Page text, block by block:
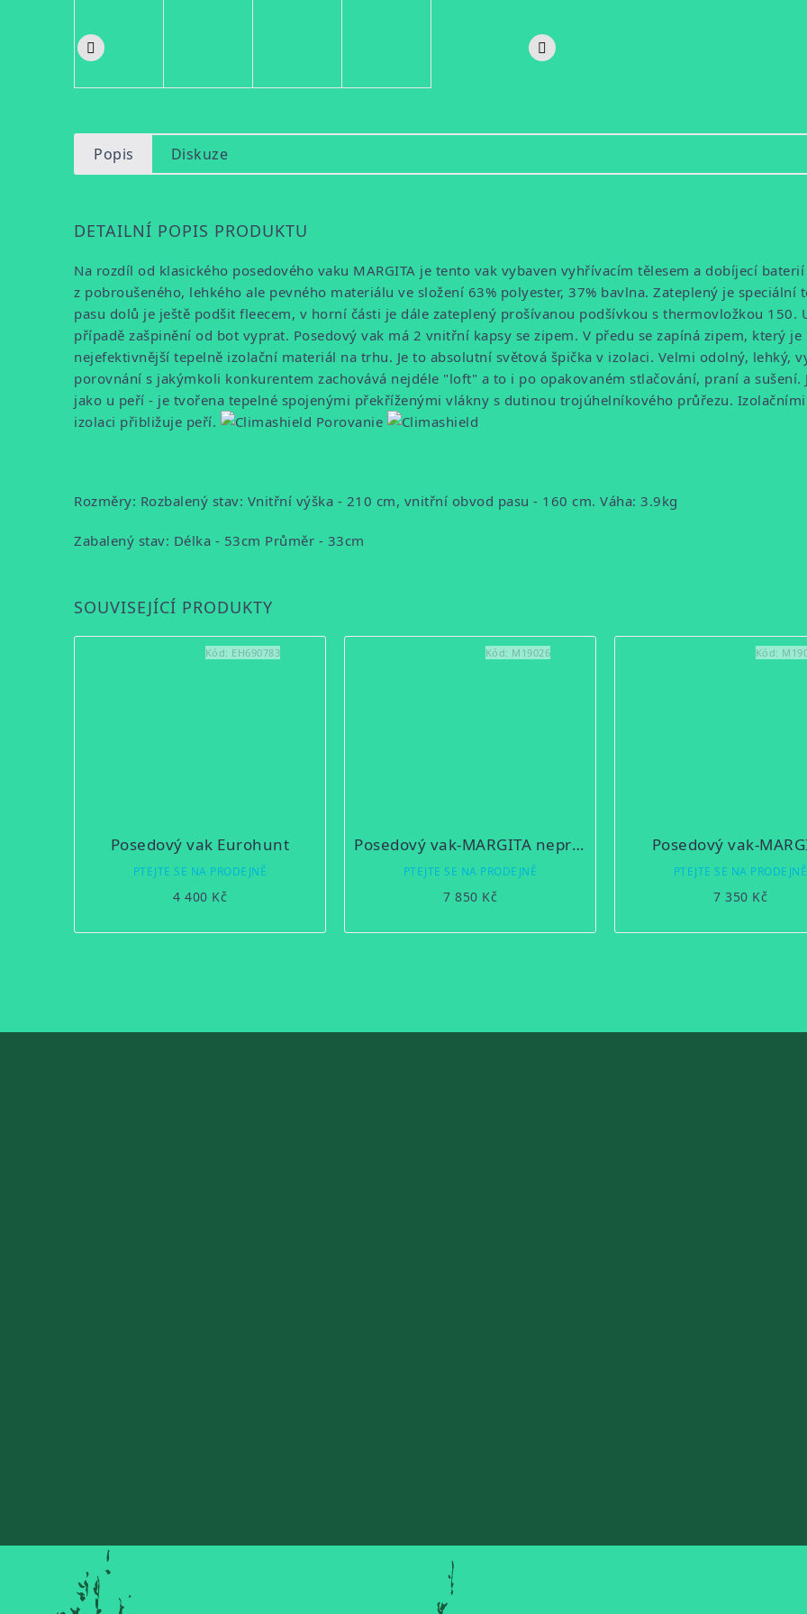
Popis Diskuze
DETAILNÍ POPIS PRODUKTU
Na rozdíl od klasického posedového vaku MARGITA je tento vak vybaven vyhřívacím tělesem a dobíjecí
z pobroušeného, lehkého ale pevného materiálu ve složení 63% polyester, 37% bavlna. Zateplený je
pasu dolů je ještě podšit fleecem, v horní části je dále zateplený prošívanou podšívkou s thermovložkou 150.
případě zašpinění od bot vyprat. Posedový vak má 2 vnitřní kapsy se zipem. V předu se zapíná zipem, který
nejefektivnější tepelně izolační materiál na trhu. Je to absolutní světová špička v izolaci. Velmi odolný, lehký,
porovnání s jakýmkoli konkurentem zachovává nejdéle "loft" a to i po opakovaném stlačování, praní a
jako u peří - je tvořena tepelné spojenými překříženými vlákny s dutinou trojúhelníkového průřezu.
izolaci přibližuje peří.
Rozměry: Rozbalený stav: Vnitřní výška - 210 cm, vnitřní obvod pasu - 160 cm. Váha: 3.9kg
Zabalený stav: Délka - 53cm Průměr - 33cm
SOUVISEJÍCÍ PRODUKTY
Posedový vak Eurohunt
PTEJTE SE NA PRODEJNĚ
4 400 Kč
Kód: EH690783
Posedový vak-MARGITA nepromokavý
PTEJTE SE NA PRODEJNĚ
7 850 Kč
Kód: M19026
Posedový vak-
PTEJTE SE NA PRODEJNĚ
7 350 Kč
Kód: